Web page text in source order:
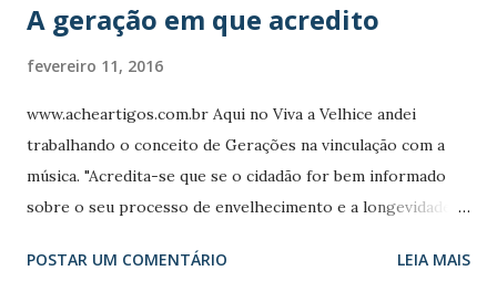
A geração em que acredito
fevereiro 11, 2016
www.acheartigos.com.br Aqui no Viva a Velhice andei
trabalhando o conceito de Gerações na vinculação com a
música. "Acredita-se que se o cidadão for bem informado
sobre o seu processo de envelhecimento e a longevidade,
médicos a conhecerão, o que é bom, pois, em geral, não há
POSTAR UM COMENTÁRIO LEIA MAIS